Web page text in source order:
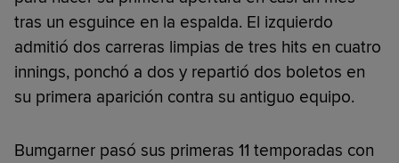
tras un esguince en la espalda. El izquierdo
admitió dos carreras limpias de tres hits en cuatro
innings, ponchó a dos y repartió dos boletos en
su primera aparición contra su antiguo equipo.
Bumgarner pasó sus primeras 11 temporadas con